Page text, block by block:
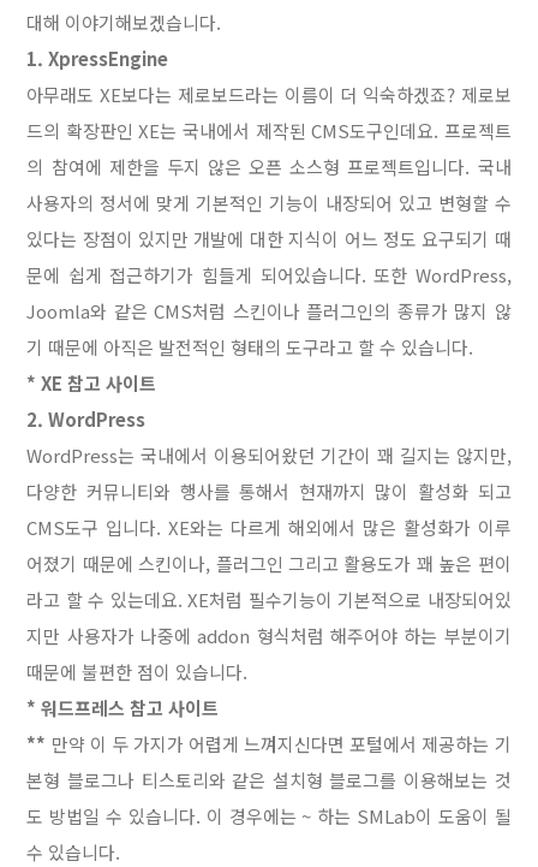
대해 이야기해보겠습니다.
1. XpressEngine
아무래도 XE보다는 제로보드라는 이름이 더 익숙하겠죠? 제로보
드의 확장판인 XE는 국내에서 제작된 CMS도구인데요. 프로젝트
의 참여에 제한을 두지 않은 오픈 소스형 프로젝트입니다. 국내
사용자의 정서에 맞게 기본적인 기능이 내장되어 있고 변형할 수
있다는 장점이 있지만 개발에 대한 지식이 어느 정도 요구되기 때
문에 쉽게 접근하기가 힘들게 되어있습니다. 또한 WordPress,
Joomla와 같은 CMS처럼 스킨이나 플러그인의 종류가 많지 않
기 때문에 아직은 발전적인 형태의 도구라고 할 수 있습니다.
* XE 참고 사이트
2. WordPress
WordPress는 국내에서 이용되어왔던 기간이 꽤 길지는 않지만,
다양한 커뮤니티와 행사를 통해서 현재까지 많이 활성화 되고
CMS도구 입니다. XE와는 다르게 해외에서 많은 활성화가 이루
어졌기 때문에 스킨이나, 플러그인 그리고 활용도가 꽤 높은 편이
라고 할 수 있는데요. XE처럼 필수기능이 기본적으로 내장되어있
지만 사용자가 나중에 addon 형식처럼 해주어야 하는 부분이기
때문에 불편한 점이 있습니다.
* 워드프레스 참고 사이트
** 만약 이 두 가지가 어렵게 느껴지신다면 포털에서 제공하는 기
본형 블로그나 티스토리와 같은 설치형 블로그를 이용해보는 것
도 방법일 수 있습니다. 이 경우에는 ~ 하는 SMLab이 도움이 될
수 있습니다.